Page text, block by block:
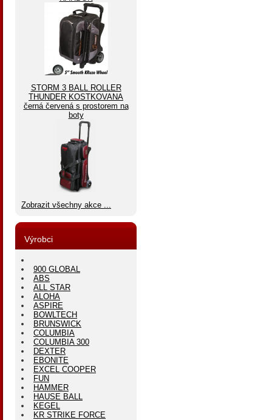
STORM 3 BALL ROLLER
THUNDER KOSTKOVANA
černá červená s prostorem na
boty
Zobrazit všechny akce ...
Výrobci
900 GLOBAL
ABS
ALL STAR
ALOHA
ASPIRE
BOWLTECH
BRUNSWICK
COLUMBIA
COLUMBIA 300
DEXTER
EBONITE
EXCEL COOPER
FUN
HAMMER
HAUSE BALL
KEGEL
KR STRIKE FORCE